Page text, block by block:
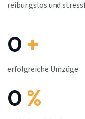
reibungslos und
0 +
erfolgreiche Umzüge
0 %